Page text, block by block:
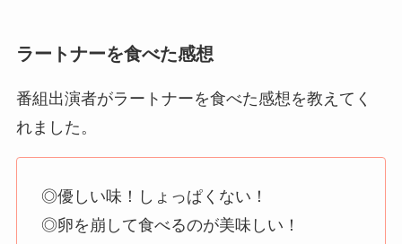
ラートナーを食べた感想
番組出演者がラートナーを食べた感想を教えてく
れました。
◎優しい味！しょっぱくない！
◎卵を崩して食べるのが美味しい！